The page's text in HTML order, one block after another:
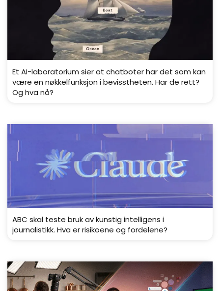
Et AI-laboratorium sier at chatboter har det som kan
være en nøkkelfunksjon i bevisstheten. Har de rett?
Og hva nå?
ABC skal teste bruk av kunstig intelligens i
journalistikk. Hva er risikoene og fordelene?